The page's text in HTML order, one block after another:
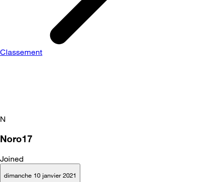
Classement
N
Noro17
Joined
dimanche 10 janvier 2021